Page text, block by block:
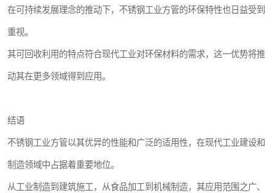
在可持续发展理念的推动下，不锈钢工业方管的环保特性也日益受到
重视。
其可回收利用的特点符合现代工业对环保材料的需求，这一优势将推
动其在更多领域得到应用。
结语
不锈钢工业方管以其优异的性能和广泛的适用性，在现代工业建设和
制造领域中占据着重要地位。
从工业制造到建筑施工，从食品加工到机械制造，其应用范围之广、